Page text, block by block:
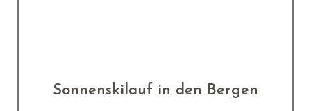
Sonnenskilauf in den Bergen